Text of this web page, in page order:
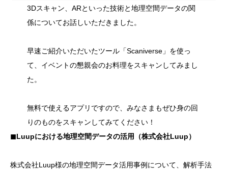
3Dスキャン、ARといった技術と地理空間データの関
係についてお話しいただきました。
早速ご紹介いただいたツール「Scaniverse」を使っ
て、イベントの懇親会のお料理をスキャンしてみまし
た。
無料で使えるアプリですので、みなさまもぜひ身の回
りのものをスキャンしてみてください！
◼︎Luupにおける地理空間データの活用（株式会社Luup）
株式会社Luup様の地理空間データ活用事例について、解析手法